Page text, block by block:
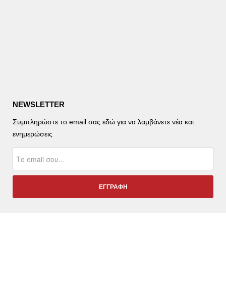
NEWSLETTER
Συμπληρώστε το email σας εδώ για να λαμβάνετε νέα και
ενημερώσεις